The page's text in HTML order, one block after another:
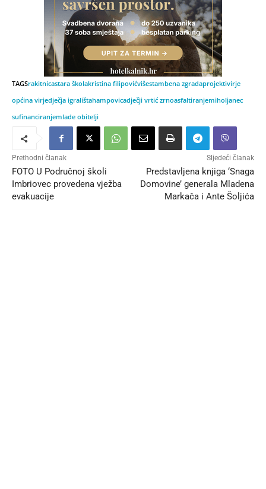
TAGSrakitnicastara školakristina filipovićvišestambena zgradaprojektivirje
općina virjedječja igralištahampovicadječji vrtić zrnoasfaltiranjemiholjanec
sufinanciranjemlade obitelji
Prethodni članak
FOTO U Područnoj školi
Imbriovec provedena vježba
evakuacije
Sljedeći članak
Predstavljena knjiga ‘Snaga
Domovine’ generala Mladena
Markača i Ante Šoljića